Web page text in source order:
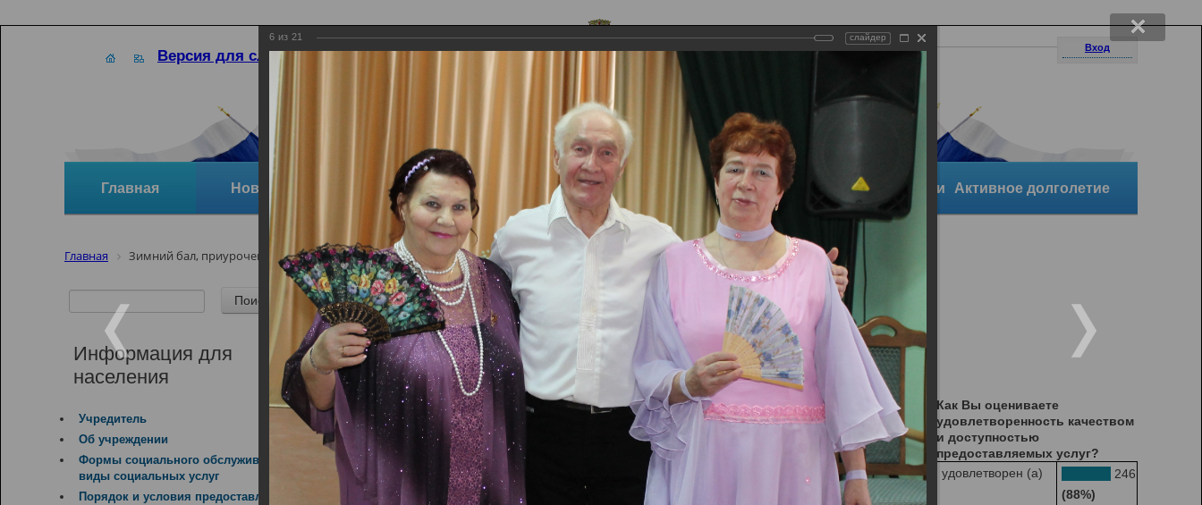
Версия для слабовидящих Вход
ОФИЦИАЛЬНЫЙ САЙТ
Главная Новости Отзывы и предложения Контакты Обратная связь Структура организации Активное долголетие
Главная Зимний бал, приуроченный ко дню памяти А.С.Пушкина Новости
Зимний бал, приуроченный ко дню памяти
А.С.Пушкина
Зимний бал, приуроченный ко дню памяти А.С.Пушкина
14.02.2019
Информация для
населения
Учредитель
Об учреждении
Формы социального обслуживания,
виды социальных услуг
Порядок и условия предоставления
Как Вы оцениваете
удовлетворенность качеством
и доступностью
предоставляемых услуг?
удовлетворен (а)
246
(88%)
6 из 21 слайдер